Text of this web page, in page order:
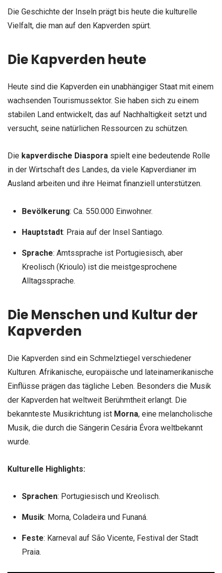
Die Geschichte der Inseln prägt bis heute die kulturelle
Vielfalt, die man auf den Kapverden spürt.
Die Kapverden heute
Heute sind die Kapverden ein unabhängiger Staat mit einem
wachsenden Tourismussektor. Sie haben sich zu einem
stabilen Land entwickelt, das auf Nachhaltigkeit setzt und
versucht, seine natürlichen Ressourcen zu schützen.
Die kapverdische Diaspora spielt eine bedeutende Rolle
in der Wirtschaft des Landes, da viele Kapverdianer im
Ausland arbeiten und ihre Heimat finanziell unterstützen.
Bevölkerung: Ca. 550.000 Einwohner.
Hauptstadt: Praia auf der Insel Santiago.
Sprache: Amtssprache ist Portugiesisch, aber
Kreolisch (Krioulo) ist die meistgesprochene
Alltagssprache.
Die Menschen und Kultur der
Kapverden
Die Kapverden sind ein Schmelztiegel verschiedener
Kulturen. Afrikanische, europäische und lateinamerikanische
Einflüsse prägen das tägliche Leben. Besonders die Musik
der Kapverden hat weltweit Berühmtheit erlangt. Die
bekannteste Musikrichtung ist Morna, eine melancholische
Musik, die durch die Sängerin Cesária Évora weltbekannt
wurde.
Kulturelle Highlights:
Sprachen: Portugiesisch und Kreolisch.
Musik: Morna, Coladeira und Funaná.
Feste: Karneval auf São Vicente, Festival der Stadt
Praia.